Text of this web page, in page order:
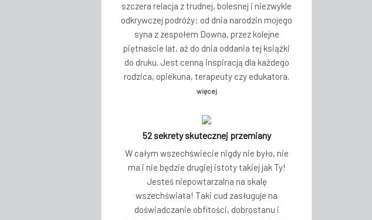
szczera relacja z trudnej, bolesnej i niezwykle
odkrywczej podróży: od dnia narodzin mojego
syna z zespołem Downa, przez kolejne
piętnaście lat, aż do dnia oddania tej książki
do druku. Jest cenną inspiracją dla każdego
rodzica, opiekuna, terapeuty czy edukatora.
więcej
52 sekrety skutecznej przemiany
W całym wszechświecie nigdy nie było, nie
ma i nie będzie drugiej istoty takiej jak Ty!
Jesteś niepowtarzalna na skalę
wszechświata! Taki cud zasługuje na
doświadczanie obfitości, dobrostanu i